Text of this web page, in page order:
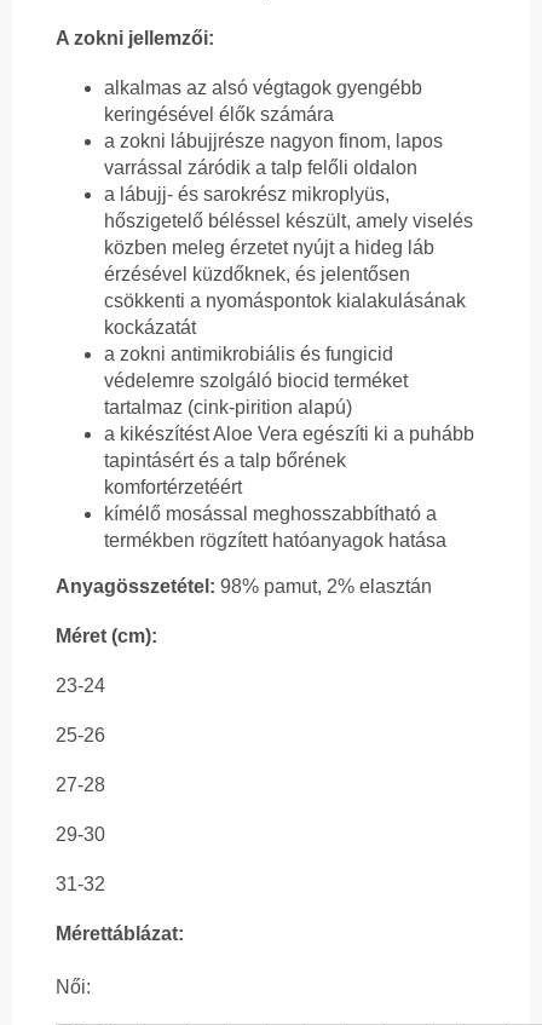
A zokni jellemzői:
alkalmas az alsó végtagok gyengébb
keringésével élők számára
a zokni lábujjrésze nagyon finom, lapos
varrással záródik a talp felőli oldalon
a lábujj- és sarokrész mikroplyüs,
hőszigetelő béléssel készült, amely viselés
közben meleg érzetet nyújt a hideg láb
érzésével küzdőknek, és jelentősen
csökkenti a nyomáspontok kialakulásának
kockázatát
a zokni antimikrobiális és fungicid
védelemre szolgáló biocid terméket
tartalmaz (cink-pirition alapú)
a kikészítést Aloe Vera egészíti ki a puhább
tapintásért és a talp bőrének
komfortérzetéért
kímélő mosással meghosszabbítható a
termékben rögzített hatóanyagok hatása
Anyagösszetétel: 98% pamut, 2% elasztán
Méret (cm):
23-24
25-26
27-28
29-30
31-32
Mérettáblázat:
Női: